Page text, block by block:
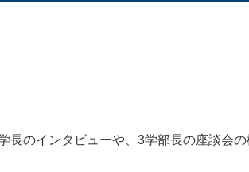
長のインタビューや、3学部長の座談会